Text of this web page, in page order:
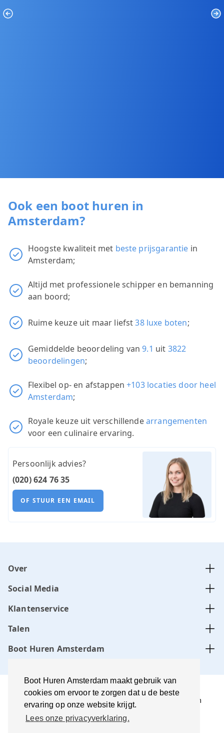
Boot Huren Amsterdam maakt gebruik van
cookies om ervoor te zorgen dat u de beste
ervaring op onze website krijgt.
Lees onze privacyverklaring.
Previous
Ook een boot huren in
Amsterdam?
Hoogste kwaliteit met beste prijsgarantie in
Amsterdam;
Altijd met professionele schipper en bemanning
aan boord;
Ruime keuze uit maar liefst38 luxe boten;
Gemiddelde beoordeling van9.1 uit 3822
beoordelingen;
Flexibel op- en afstappen+103 locaties door heel
Amsterdam;
Royale keuze uit verschillendearrangementen
voor een culinaire ervaring.
Persoonlijk advies?
(020) 624 76 35
OF STUUR EEN EMAIL
Over
Social Media
Klantenservice
Talen
Boot Huren Amsterdam
Boot Huren Amsterdam wordt beheerd door Amsterdam
Boats B.V., KvK-nummer: 34331505
Gebruiksvoorwaarden en